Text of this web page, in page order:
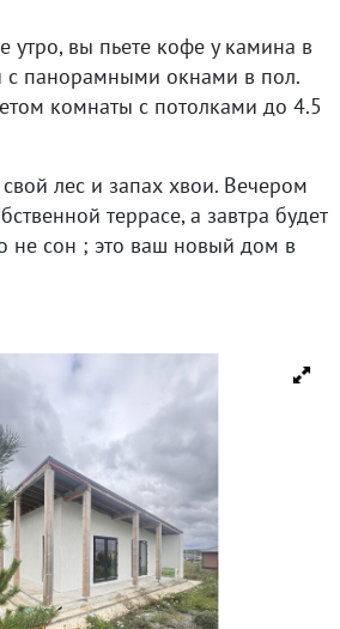
утро, вы пьете кофе у камина в
с панорамными окнами в пол.
комнаты с потолками до 4.5
лес и запах хвои. Вечером
террасе, а завтра будет
не сон ; это ваш новый дом в
до мелочей и сделано
шведская плита с готовым
дому.
+ утеплитель каменная вата